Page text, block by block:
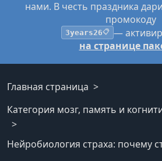
нами. В честь праздника
промокоду
3years26📋 —
на странице
Главная страница
Категория мозг, память и
Нейробиология страха: почему